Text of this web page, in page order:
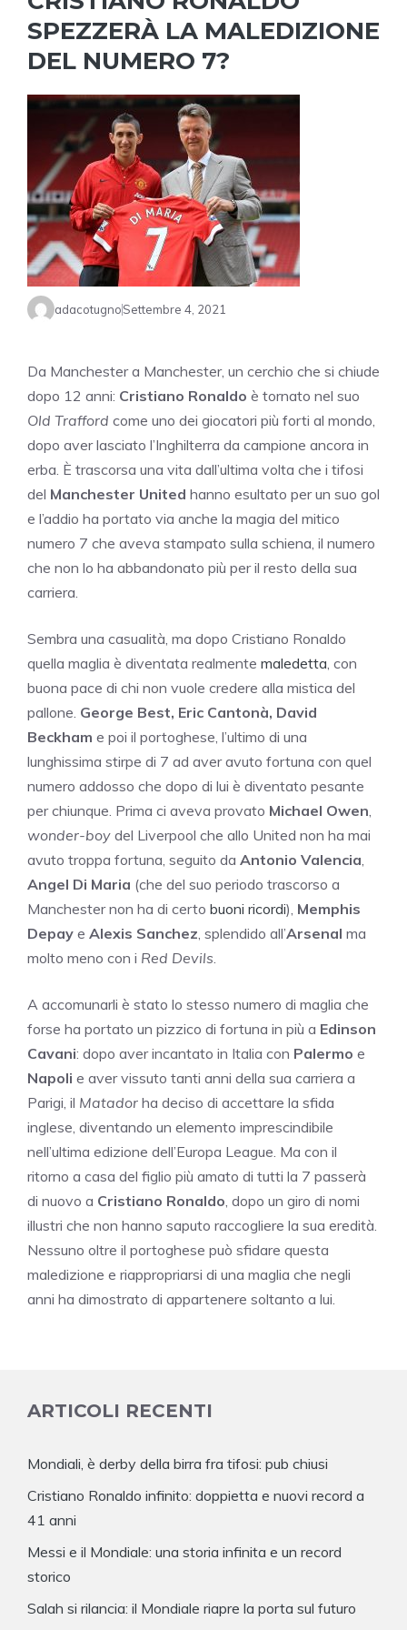
SPEZZERÀ LA MALEDIZIONE
DEL NUMERO 7?
adacotugnoSettembre 4, 2021
Da Manchester a Manchester, un cerchio che si chiude
dopo 12 anni: Cristiano Ronaldo è tornato nel suo
Old Trafford come uno dei giocatori più forti al mondo,
dopo aver lasciato l’Inghilterra da campione ancora in
erba. È trascorsa una vita dall’ultima volta che i tifosi
del Manchester United hanno esultato per un suo gol
e l’addio ha portato via anche la magia del mitico
numero 7 che aveva stampato sulla schiena, il numero
che non lo ha abbandonato più per il resto della sua
carriera.
Sembra una casualità, ma dopo Cristiano Ronaldo
quella maglia è diventata realmente maledetta, con
buona pace di chi non vuole credere alla mistica del
pallone. George Best, Eric Cantonà, David
Beckham e poi il portoghese, l’ultimo di una
lunghissima stirpe di 7 ad aver avuto fortuna con quel
numero addosso che dopo di lui è diventato pesante
per chiunque. Prima ci aveva provato Michael Owen,
wonder-boy del Liverpool che allo United non ha mai
avuto troppa fortuna, seguito da Antonio Valencia,
Angel Di Maria (che del suo periodo trascorso a
Manchester non ha di certo buoni ricordi), Memphis
Depay e Alexis Sanchez, splendido all’Arsenal ma
molto meno con i Red Devils.
A accomunarli è stato lo stesso numero di maglia che
forse ha portato un pizzico di fortuna in più a Edinson
Cavani: dopo aver incantato in Italia con Palermo e
Napoli e aver vissuto tanti anni della sua carriera a
Parigi, il Matador ha deciso di accettare la sfida
inglese, diventando un elemento imprescindibile
nell’ultima edizione dell’Europa League. Ma con il
ritorno a casa del figlio più amato di tutti la 7 passerà
di nuovo a Cristiano Ronaldo, dopo un giro di nomi
illustri che non hanno saputo raccogliere la sua eredità.
Nessuno oltre il portoghese può sfidare questa
maledizione e riappropriarsi di una maglia che negli
anni ha dimostrato di appartenere soltanto a lui.
ARTICOLI RECENTI
Mondiali, è derby della birra fra tifosi: pub chiusi
Cristiano Ronaldo infinito: doppietta e nuovi record a
41 anni
Messi e il Mondiale: una storia infinita e un record
storico
Salah si rilancia: il Mondiale riapre la porta sul futuro